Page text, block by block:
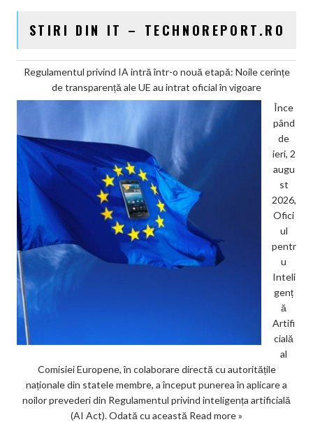
STIRI DIN IT – TECHNOREPORT.RO
Regulamentul privind IA intră într-o nouă etapă: Noile cerințe
de transparență ale UE au intrat oficial în vigoare
Înce
pând
de
ieri, 2
augu
st
2026,
Ofici
ul
pentr
u
Inteli
genț
ă
Artifi
cială
al
Comisiei Europene, în colaborare directă cu autoritățile
naționale din statele membre, a început punerea în aplicare a
noilor prevederi din Regulamentul privind inteligența artificială
(AI Act). Odată cu această Read more »